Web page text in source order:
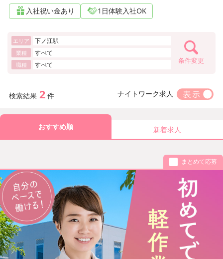
入社祝い金あり 1日体験入社OK
エリア 下ノ江駅
業種 すべて
職種 すべて 条件変更
検索結果 2 件 ナイトワーク求人
おすすめ順 新着求人
まとめて応募